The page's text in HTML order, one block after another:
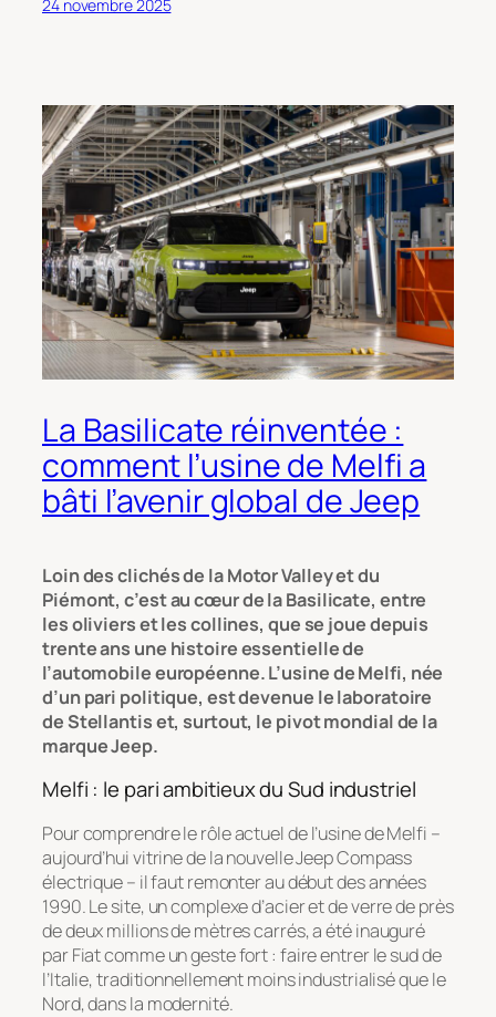
24 novembre 2025
La Basilicate réinventée :
comment l’usine de Melfi a
bâti l’avenir global de Jeep
Loin des clichés de laMotor Valleyet du
Piémont, c’est au cœur de la Basilicate, entre
les oliviers et les collines, que se joue depuis
trente ans une histoire essentielle de
l’automobile européenne. L’usine de Melfi, née
d’un pari politique, est devenue le laboratoire
de Stellantis et, surtout, le pivot mondial de la
marque Jeep.
Melfi : le pari ambitieux du Sud industriel
Pour comprendre le rôle actuel de l’usine de Melfi –
aujourd’hui vitrine de la nouvelle Jeep Compass
électrique – il faut remonter au début des années
1990. Le site, un complexe d’acier et de verre de près
de deux millions de mètres carrés, a été inauguré
par Fiat comme un geste fort : faire entrer le sud de
l’Italie, traditionnellement moins industrialisé que le
Nord, dans la modernité.